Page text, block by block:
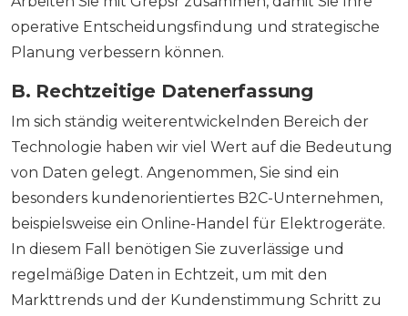
operative Entscheidungsfindung und strategische
Planung verbessern können.
B. Rechtzeitige Datenerfassung
Im sich ständig weiterentwickelnden Bereich der
Technologie haben wir viel Wert auf die Bedeutung
von Daten gelegt. Angenommen, Sie sind ein
besonders kundenorientiertes B2C-Unternehmen,
beispielsweise ein Online-Handel für Elektrogeräte.
In diesem Fall benötigen Sie zuverlässige und
regelmäßige Daten in Echtzeit, um mit den
Markttrends und der Kundenstimmung Schritt zu